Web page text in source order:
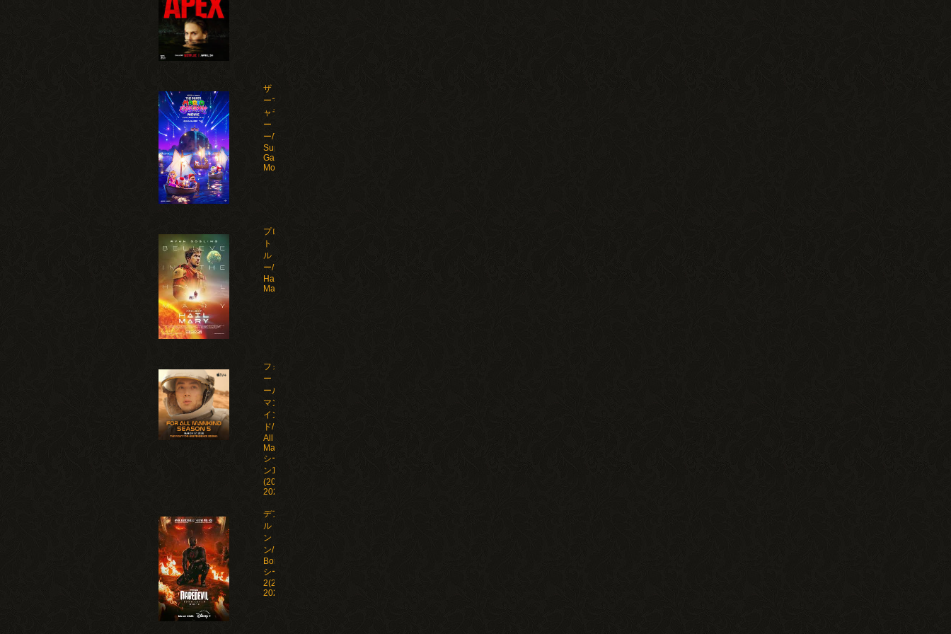
ザ・スーパ
ーマリオギ
ャラクシ
ー・ムービ
ー/The
Super Mario
Galaxy
Movie(2026)
プロジェク
ト・ヘイ
ル・メアリ
ー/Project
Hail
Mary(2026)
フォ
ー・オ
ール・
マンカ
イン
ド/For
All
Mankind
シーズ
ン1-5
(2019-
2026)
デアデビ
ル：ボー
ン・アゲイ
ン/Daredevil:
Born Again
シーズン1-
2(2025-
2026)